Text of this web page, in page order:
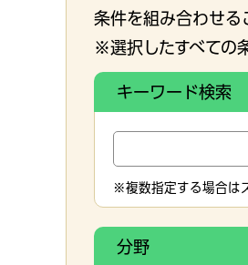
条件を組み合わせる
※選択したすべての
キーワード検索
※複数指定する場合は
分野